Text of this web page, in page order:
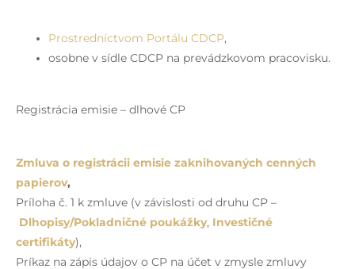
Prostredníctvom Portálu CDCP,
osobne v sídle CDCP na prevádzkovom pracovisku.
Registrácia emisie – dlhové CP
Zmluva o registrácii emisie zaknihovaných cenných
papierov,
Príloha č. 1 k zmluve (v závislosti od druhu CP –
Dlhopisy/Pokladničné poukážky, Investičné
certifikáty),
Príkaz na zápis údajov o CP na účet v zmysle zmluvy